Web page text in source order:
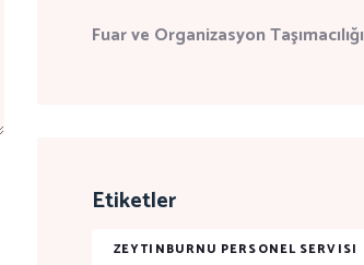
Fuar ve Organizasyon Taşımacılığı
Etiketler
ZEYTINBURNU PERSONEL SERVISI